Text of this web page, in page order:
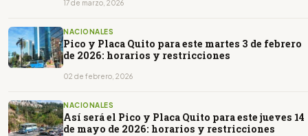
17 de marzo, 2026
NACIONALES
Pico y Placa Quito para este martes 3 de febrero
de 2026: horarios y restricciones
02 de febrero, 2026
NACIONALES
Así será el Pico y Placa Quito para este jueves 14
de mayo de 2026: horarios y restricciones